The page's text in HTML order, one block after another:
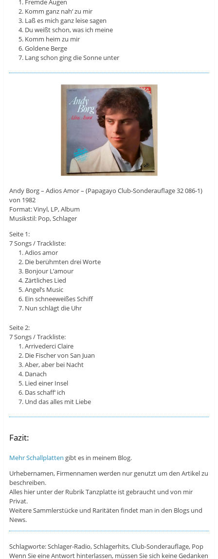
Fremde Augen
Komm ganz nah‘ zu mir
Laß es mich ganz leise sagen
Du weißt schon, was ich meine
Komm heim zu mir
Goldene Berge
Lang schon ging die Sonne unter
Andy Borg – Adios Amor – (Papagayo Club-Sonderauflage 32 086-1)
von 1982
Format: Vinyl, LP, Album
Musikstil: Pop, Schlager
Seite 1:
7 Songs / Trackliste:
Adios amor
Die berühmten drei Worte
Bonjour L’amour
Zärtliches Lied
Angel’s Music
Ein schneeweißes Schiff
Nun schlägt die Uhr
Seite 2:
7 Songs / Trackliste:
Arrivederci Claire
Die Fischer von San Juan
Aber, aber bei Nacht
Danach
Lied einer Insel
Das schaff‘ ich
Und das alles mit Liebe
Fazit:
Mehr Schallplatten gibt es in meinem Blog.
Urhebernamen, Firmennamen werden nur genutzt um den Artikel zu
beschreiben.
Alles hier unter der Rubrik Tanzplatte ist gebraucht und von mir
Privat.
Weitere Sammlerstücke und Raritäten findet man in den Blogs und
News.
Schlagworte: Schlager-Radio, Schlagerhits, Club-Sonderauflage, Pop
Wenn Sie eine Antwort hinterlassen, müssen Sie sich keine Gedanken